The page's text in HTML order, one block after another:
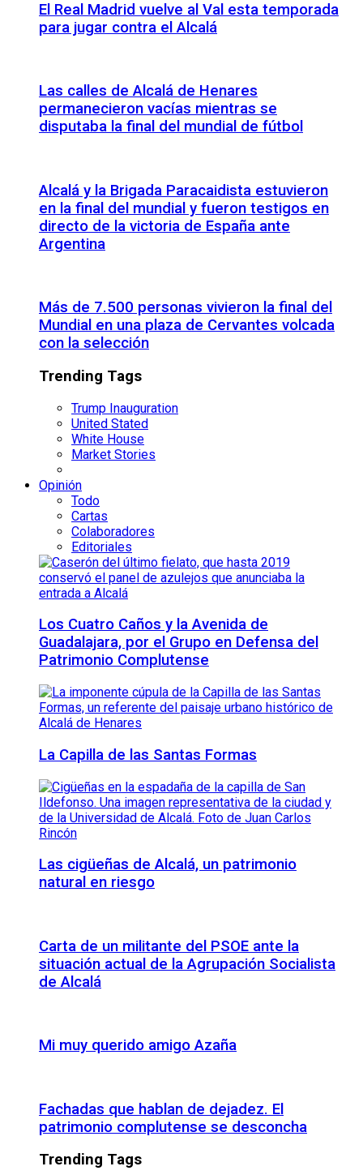
El Real Madrid vuelve al Val esta temporada
para jugar contra el Alcalá
Las calles de Alcalá de Henares
permanecieron vacías mientras se
disputaba la final del mundial de fútbol
Alcalá y la Brigada Paracaidista estuvieron
en la final del mundial y fueron testigos en
directo de la victoria de España ante
Argentina
Más de 7.500 personas vivieron la final del
Mundial en una plaza de Cervantes volcada
con la selección
Trending Tags
Trump Inauguration
United Stated
White House
Market Stories
Opinión
Todo
Cartas
Colaboradores
Editoriales
Los Cuatro Caños y la Avenida de
Guadalajara, por el Grupo en Defensa del
Patrimonio Complutense
La Capilla de las Santas Formas
Las cigüeñas de Alcalá, un patrimonio
natural en riesgo
Carta de un militante del PSOE ante la
situación actual de la Agrupación Socialista
de Alcalá
Mi muy querido amigo Azaña
Fachadas que hablan de dejadez. El
patrimonio complutense se desconcha
Trending Tags